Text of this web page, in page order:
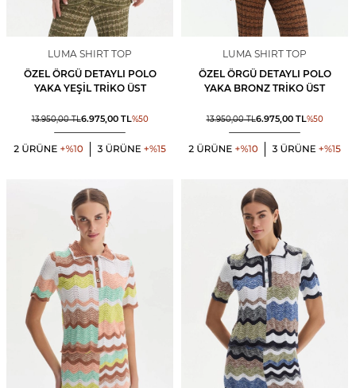
LUMA SHIRT TOP
ÖZEL ÖRGÜ DETAYLI POLO
YAKA YEŞIL TRIKO ÜST
13.950,00TL6.975,00TL%50
LUMA SHIRT TOP
ÖZEL ÖRGÜ DETAYLI POLO
YAKA BRONZ TRIKO ÜST
13.950,00TL6.975,00TL%50